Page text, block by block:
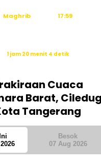
Maghrib
17:59
1 jam 20 menit 3 detik
Cuaca
Barat,
Tangerang
Besok
07 Aug 2026